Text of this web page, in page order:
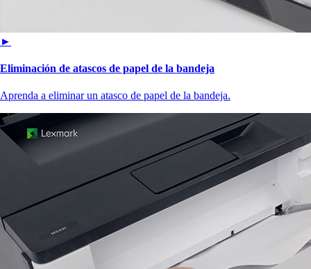
►
Eliminación de atascos de papel de la bandeja
Aprenda a eliminar un atasco de papel de la bandeja.